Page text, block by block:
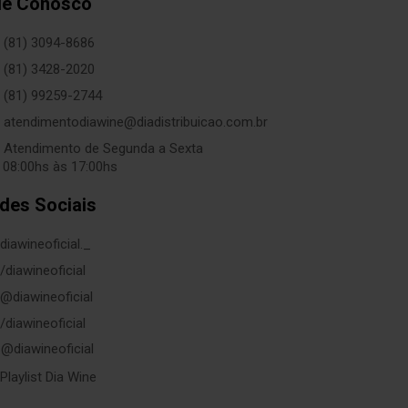
(81) 3094-8686
(81) 3428-2020
(81) 99259-2744
atendimentodiawine@diadistribuicao.com.br
Atendimento de Segunda a Sexta
às 17:00hs
Sociais
diawineoficial._
/diawineoficial
@diawineoficial
/diawineoficial
@diawineoficial
Playlist Dia Wine